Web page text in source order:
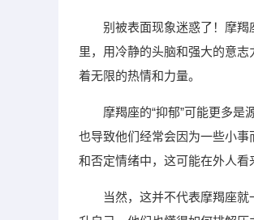
别被表面现象迷惑了！摩
里，用冷静的头脑和强大的意
着无限的热情和力量。
摩羯座的“抑郁”可能更多
也导致他们经常会因为一些小
和否定情绪中，这可能在外人看
当然，这并不代表摩羯座